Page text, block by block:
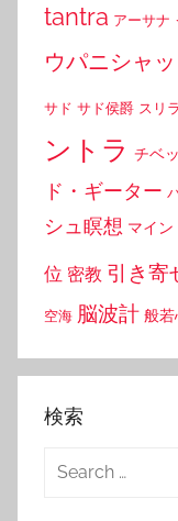
tantra アーサナ
ウパニシャ
サド サド侯爵 スリ
ントラ チベ
ド・ギーター
シュ瞑想 マイン
位 密教 引き寄
空海 脳波計 般若
検索
Search